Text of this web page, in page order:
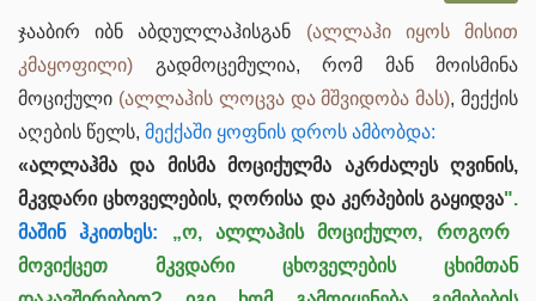
ჯააბირ იბნ აბდულლაჰისგან (ალლაჰი იყოს მისით
კმაყოფილი) გადმოცემულია, რომ მან მოისმინა
მოციქული (ალლაჰის ლოცვა და მშვიდობა მას), მექქის
აღების წელს, მექქაში ყოფნის დროს ამბობდა:
«ალლაჰმა და მისმა მოციქულმა აკრძალეს ღვინის,
მკვდარი ცხოველების, ღორისა და კერპების გაყიდვა".
მაშინ ჰკითხეს: „ო, ალლაჰის მოციქულო, როგორ
მოვიქცეთ მკვდარი ცხოველების ცხიმთან